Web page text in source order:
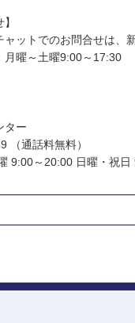
ットでのお問合せは、
月曜～土曜9:00～17:30
ター
通話料無料）
9:00～20:00 日曜・祝